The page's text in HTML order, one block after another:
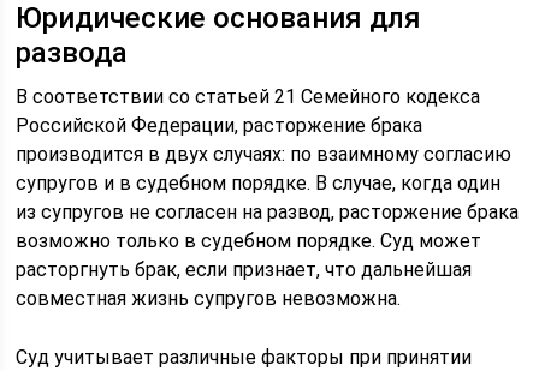
Юридические основания для
развода
В соответствии со статьей 21 Семейного кодекса
Российской Федерации, расторжение брака
производится в двух случаях: по взаимному согласию
супругов и в судебном порядке. В случае, когда один
из супругов не согласен на развод, расторжение брака
возможно только в судебном порядке. Суд может
расторгнуть брак, если признает, что дальнейшая
совместная жизнь супругов невозможна.
Суд учитывает различные факторы при принятии